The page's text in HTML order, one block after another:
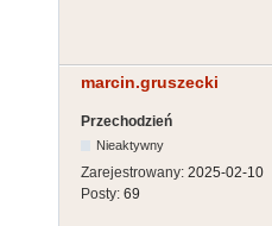
marcin.gruszecki
Przechodzień
Nieaktywny
Zarejestrowany: 2025-02-10
Posty: 69